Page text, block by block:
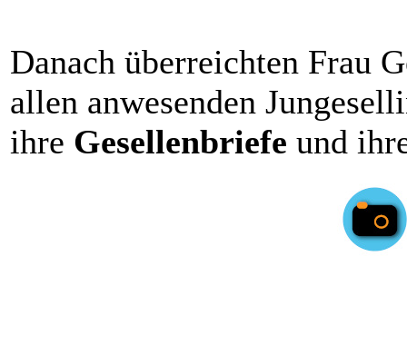
Danach überreichten Frau
allen anwesenden
ihre Gesellenbriefe und